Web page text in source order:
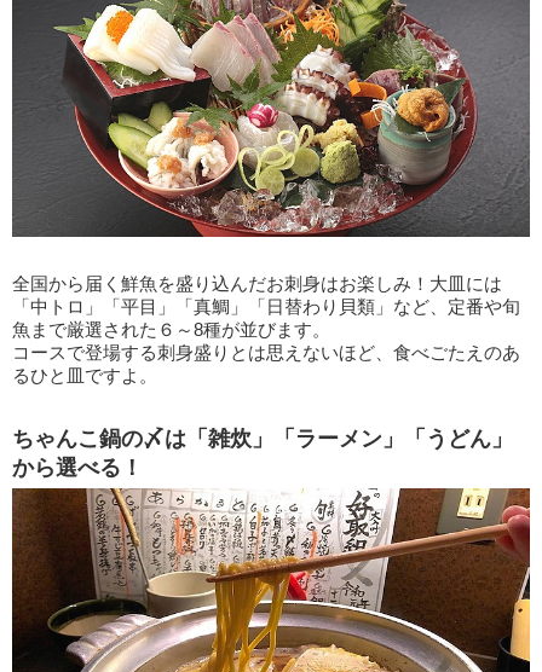
全国から届く鮮魚を盛り込んだお刺身はお楽しみ！大皿には
「中トロ」「平目」「真鯛」「日替わり貝類」など、定番や旬
魚まで厳選された６～8種が並びます。
コースで登場する刺身盛りとは思えないほど、食べごたえのあ
るひと皿ですよ。
ちゃんこ鍋の〆は「雑炊」「ラーメン」「うどん」
から選べる！